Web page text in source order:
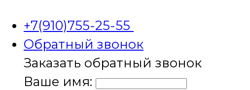
+7(910)755-25-55
Обратный звонок
Заказать обратный звонок
Ваше имя: